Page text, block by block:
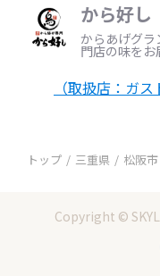
から好し
からあげグ
門店の味をお
（取扱店：ガ
トップ 三重県 松阪市
Copyright ©